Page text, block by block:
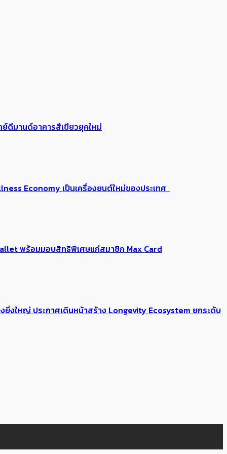
ย์ดีมานด์อาคารสีเขียวยุคใหม่
Economy เป็นเครื่องยนต์ใหม่ของประเทศ
พร้อมมอบสิทธิพิเศษแก่สมาชิก Max Card
งใหญ่ ประกาศเดินหน้าสร้าง Longevity Ecosystem ยกระดับ